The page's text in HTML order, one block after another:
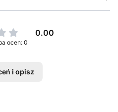
0.00
ocen: 0
i opisz